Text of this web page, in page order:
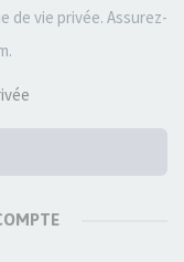
de vie privée. Assurez-